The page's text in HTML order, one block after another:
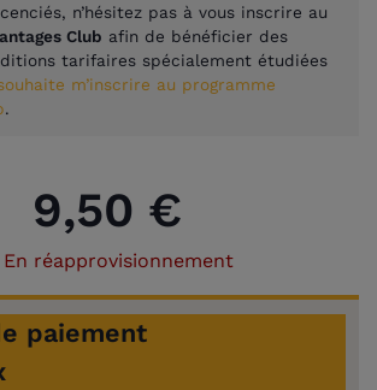
n’hésitez pas à vous inscrire au
Club afin de bénéficier des
tarifaires spécialement étudiées
m’inscrire au programme
.
9,50 €
En réapprovisionnement
paiement